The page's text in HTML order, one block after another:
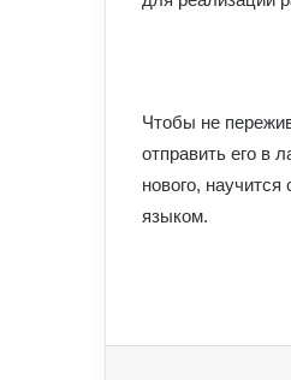
Чтобы не
отправить его в
нового,
языком.